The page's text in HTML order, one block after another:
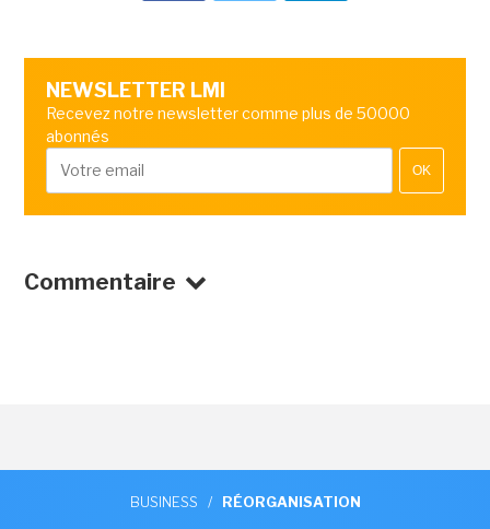
NEWSLETTER LMI
Recevez notre newsletter comme plus de 50000
abonnés
OK
Commentaire
BUSINESS / RÉORGANISATION